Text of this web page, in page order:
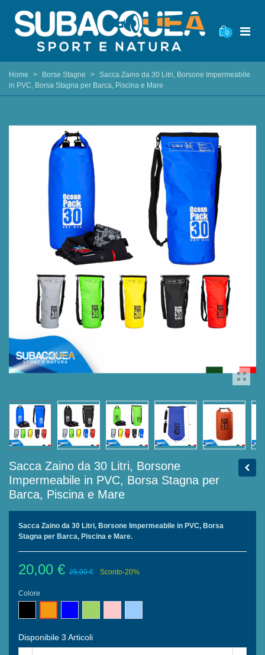
0
Home > Borse Stagne > Sacca Zaino da 30 Litri, Borsone Impermeabile
in PVC, Borsa Stagna per Barca, Piscina e Mare
Sacca Zaino da 30 Litri, Borsone
Impermeabile in PVC, Borsa Stagna per
Barca, Piscina e Mare
Sacca Zaino da 30 Litri, Borsone Impermeabile in PVC, Borsa
Stagna per Barca, Piscina e Mare.
20,00 € 25,00 € Sconto-20%
Colore
Disponibile 3 Articoli